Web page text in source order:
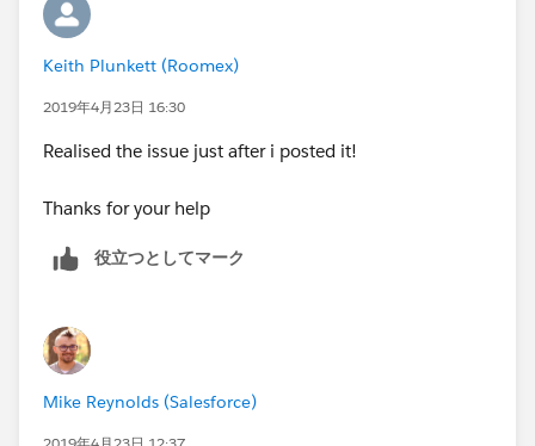
Error: Field Demo_to_Win_Avg_Days__c does not
exist. Check spelling.
Keith Plunkett (Roomex)
2019年4月23日 16:30
Realised the issue just after i posted it!
Thanks for your help
役立つとしてマーク
Mike Reynolds (Salesforce)